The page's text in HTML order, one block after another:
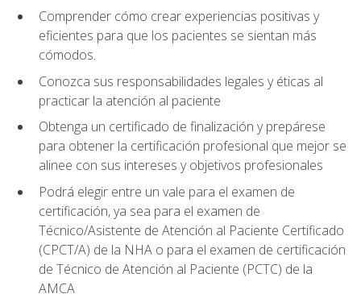
Comprender cómo crear experiencias positivas y
eficientes para que los pacientes se sientan más
cómodos.
Conozca sus responsabilidades legales y éticas al
practicar la atención al paciente
Obtenga un certificado de finalización y prepárese
para obtener la certificación profesional que mejor se
alinee con sus intereses y objetivos profesionales
Podrá elegir entre un vale para el examen de
certificación, ya sea para el examen de
Técnico/Asistente de Atención al Paciente Certificado
(CPCT/A) de la NHA o para el examen de certificación
de Técnico de Atención al Paciente (PCTC) de la
AMCA